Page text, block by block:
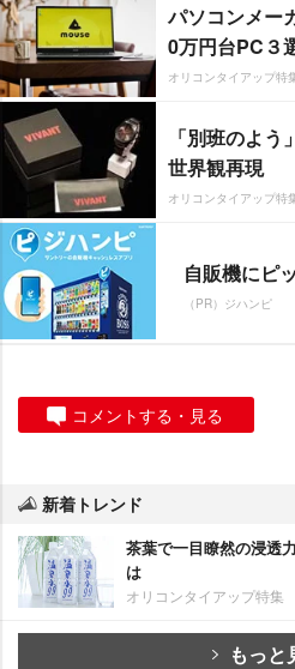
パソコンメー
0万円台PC３
オリコンタイアップ特
「別班のよ
世界観再現
オリコンタイアップ特
自販機にピ
（PR）ジハンピ
コメントする・見る
新着トレンド
茶葉で一目瞭然の浸透
は
オリコンタイアップ特集
もっと